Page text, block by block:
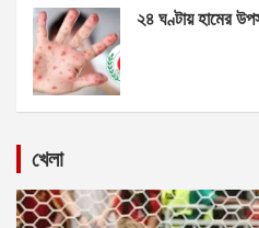
২৪ ঘণ্টায় হামের
খেলা